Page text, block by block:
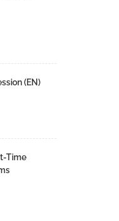
(EN)
Time